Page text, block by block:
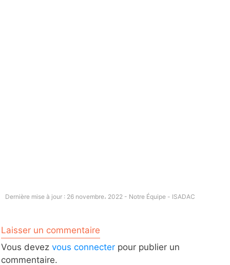
Dernière mise à jour : 26 novembre، 2022 - Notre Équipe - ISADAC
Laisser un commentaire
Vous devez vous connecter pour publier un
commentaire.